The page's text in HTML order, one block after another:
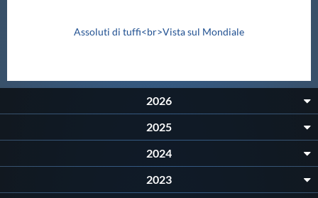
Fondo
Salvamento
Assoluti di tuffi<br>Vista sul Mondiale
2026
2025
2024
2023